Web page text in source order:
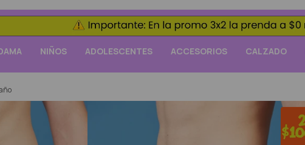
NIÑOS ADOLESCENTES ACCESORIOS CALZADO